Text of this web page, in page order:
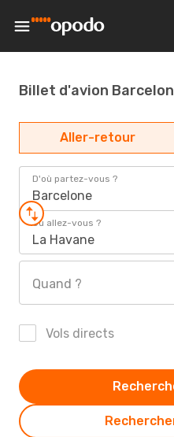
Billet d'avion
Aller-retour
D'où partez-vous ?
Barcelone
Où allez-vous ?
La Havane
Quand ?
Vols directs